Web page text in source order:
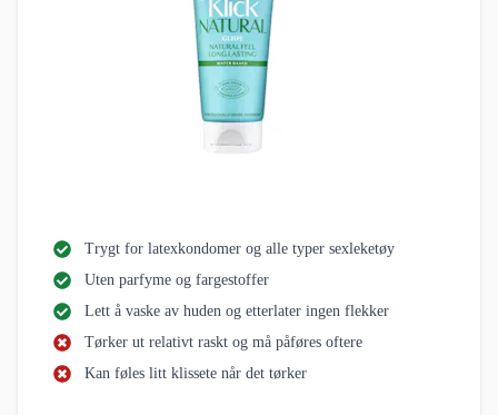
Trygt for latexkondomer og alle typer sexleketøy
Uten parfyme og fargestoffer
Lett å vaske av huden og etterlater ingen flekker
Tørker ut relativt raskt og må påføres oftere
Kan føles litt klissete når det tørker